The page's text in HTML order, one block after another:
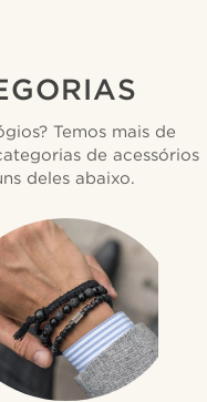
Temos mais de
de acessórios
deles abaixo.